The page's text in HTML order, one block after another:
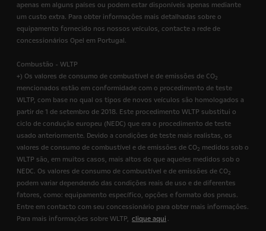
apenas em alguns países ou podem estar disponíveis apenas mediante
um custo extra. Para obter informações mais detalhadas sobre o
equipamento fornecido nos nossos veículos, contacte a rede de
concessionários Opel em Portugal.
Combustão - WLTP
+) Os valores de consumo de combustível e de emissões de CO2
mencionados estão em conformidade com o procedimento de teste
WLTP, com base no qual os tipos de novos veículos são homologados a
partir de 1 de setembro de 2018. Este procedimento WLTP substitui o
ciclo de condução europeu (NEDC) que era o procedimento de teste
usado anteriormente. Devido a condições de teste mais realistas, os
valores de consumo de combustível e de emissões de CO2 medidos sob o
WLTP são, em muitos casos, mais altos do que aqueles medidos sob o
NEDC. Os valores de consumo de combustível e de emissões de CO2
podem variar dependendo das condições reais de uso e de diferentes
fatores, como: equipamento específico, opções e formato dos pneus.
Entre em contacto com seu concessionário para obter mais informações.
Para mais informações sobre WLTP, clique aqui .